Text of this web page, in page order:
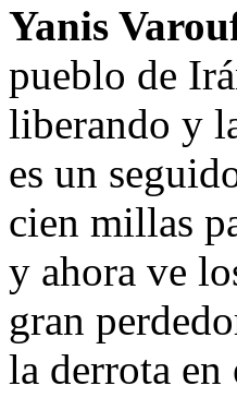
Yanis
pueblo de
liberando y
es un
cien millas
y ahora ve
gran
la derrota en